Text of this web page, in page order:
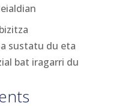
sustatu du eta
bat iragarri du